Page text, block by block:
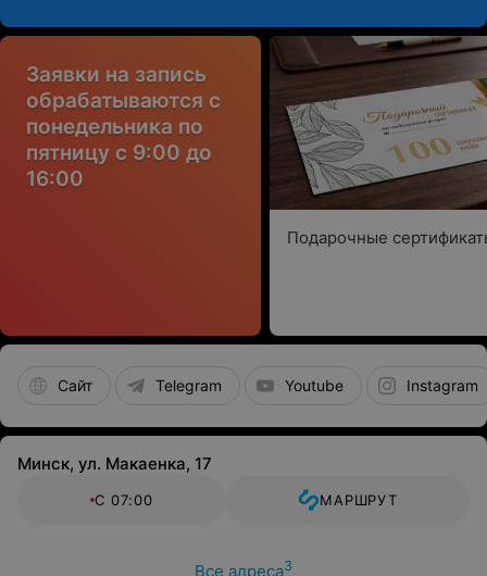
Заявки на запись
обрабатываются с
понедельника по
пятницу с 9:00 до
16:00
Подарочные
Сайт Telegram Youtube Instagram
Минск, ул. Макаенка, 17
С 07:00 МАРШРУТ
Все адреса3